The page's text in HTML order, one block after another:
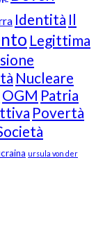
Identità Il
Legittima
Nucleare
OGM Patria
Povertà
ursula von der